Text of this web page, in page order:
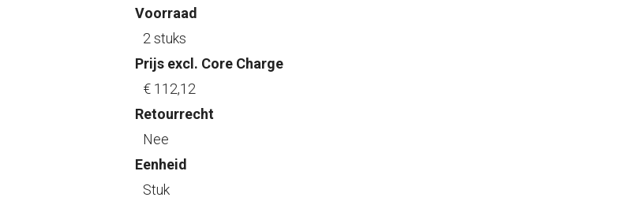
Voorraad
2 stuks
Prijs excl. Core Charge
€ 112,12
Retourrecht
Nee
Eenheid
Stuk